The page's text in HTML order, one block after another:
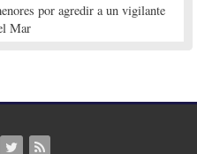
por agredir a un vigilante
Mar